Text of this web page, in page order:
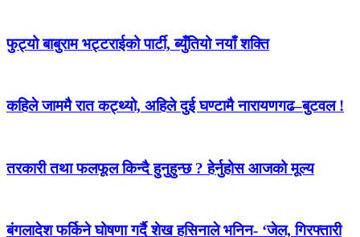
फुट्यो बाबुराम भट्टराईको पार्टी, ब्युँतियो नयाँ शक्ति
कहिले जाममै रात कट्थ्यो, अहिले दुई घण्टामै नारायणगढ–बुटवल !
तरकारी तथा फलफूल किन्दै हुनुहुन्छ ? हेर्नुहोस आजको मूल्य
बंगलादेश फर्किने घोषणा गर्दै शेख हसिनाले भनिन- ‘जेल, गिरफ्तारी